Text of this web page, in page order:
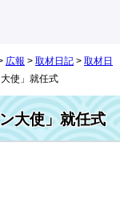
広報 > 取材日記 > 取材日
使」就任式
大使」就任式